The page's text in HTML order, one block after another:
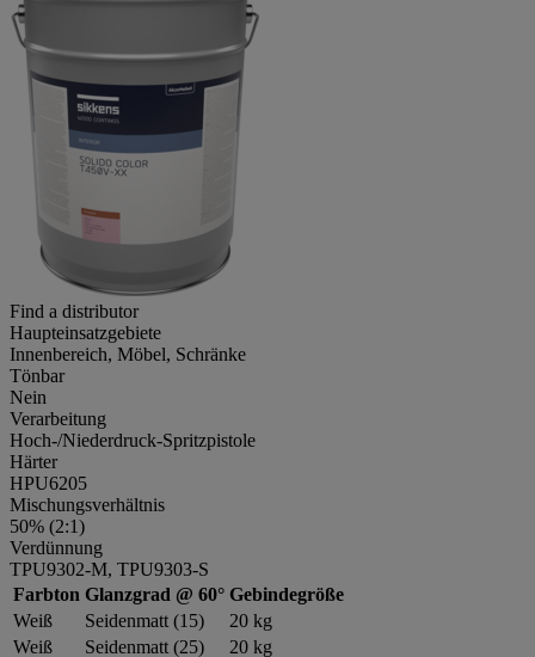
Find a distributor
Haupteinsatzgebiete
Innenbereich, Möbel, Schränke
Tönbar
Nein
Verarbeitung
Hoch-/Niederdruck-Spritzpistole
Härter
HPU6205
Mischungsverhältnis
50% (2:1)
Verdünnung
TPU9302-M, TPU9303-S
Farbton Glanzgrad @ 60° Gebindegröße
Weiß
Seidenmatt (15)
20 kg
Weiß
Seidenmatt (25) 20 kg